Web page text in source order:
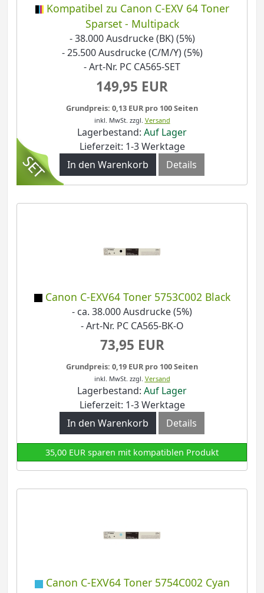
Kompatibel zu Canon C-EXV 64 Toner
Sparset - Multipack
- 38.000 Ausdrucke (BK) (5%)
- 25.500 Ausdrucke (C/M/Y) (5%)
- Art-Nr. PC CA565-SET
149,95 EUR
Grundpreis: 0,13 EUR pro 100 Seiten
inkl. MwSt. zzgl. Versand
Lagerbestand: Auf Lager
Lieferzeit: 1-3 Werktage
In den Warenkorb
Details
Canon C-EXV64 Toner 5753C002 Black
- ca. 38.000 Ausdrucke (5%)
- Art-Nr. PC CA565-BK-O
73,95 EUR
Grundpreis: 0,19 EUR pro 100 Seiten
inkl. MwSt. zzgl. Versand
Lagerbestand: Auf Lager
Lieferzeit: 1-3 Werktage
In den Warenkorb
Details
35,00 EUR sparen mit kompatiblen Produkt
Canon C-EXV64 Toner 5754C002 Cyan